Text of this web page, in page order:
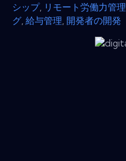
シップ, リモート労働力管理
グ 給与管理 開発者の開発